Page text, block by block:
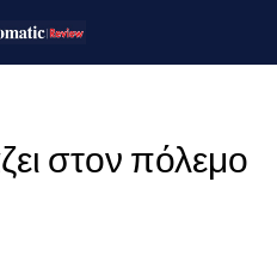
στον πόλεμο